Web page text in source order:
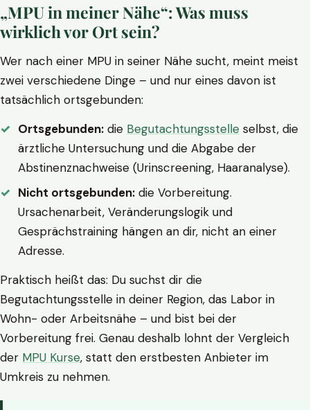
„MPU in meiner Nähe“: Was muss
wirklich vor Ort sein?
Wer nach einer MPU in seiner Nähe sucht, meint meist
zwei verschiedene Dinge – und nur eines davon ist
tatsächlich ortsgebunden:
Ortsgebunden: die Begutachtungsstelle selbst, die
ärztliche Untersuchung und die Abgabe der
Abstinenznachweise (Urinscreening, Haaranalyse).
Nicht ortsgebunden: die Vorbereitung.
Ursachenarbeit, Veränderungslogik und
Gesprächstraining hängen an dir, nicht an einer
Adresse.
Praktisch heißt das: Du suchst dir die
Begutachtungsstelle in deiner Region, das Labor in
Wohn- oder Arbeitsnähe – und bist bei der
Vorbereitung frei. Genau deshalb lohnt der Vergleich
der MPU Kurse, statt den erstbesten Anbieter im
Umkreis zu nehmen.